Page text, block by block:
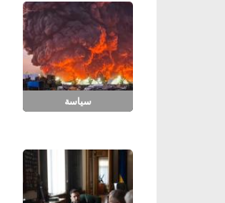
سياسة